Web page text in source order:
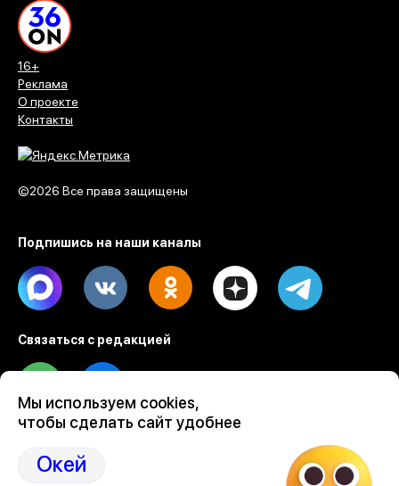
16+
Реклама
О проекте
Контакты
©2026 Все права защищены
Подпишись на наши каналы
Max Dzen
Связаться с редакцией
Tel Email
Разработка веб проектов Evrone
Custom software & mobile development
Ruby on Rails development by Evrone
Мы используем cookies,
чтобы сделать сайт удобнее
Окей